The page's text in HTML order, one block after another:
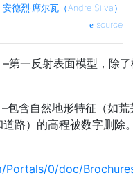
安德烈·席尔瓦（Andre Silva）
source
第一反射表面模型，除
包含自然地形特征（如
路）的高程被数字删除
0/doc/